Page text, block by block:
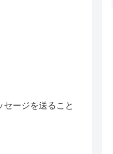
ージを送ること